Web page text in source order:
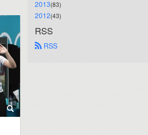
2013(83)
2012(43)
RSS
RSS